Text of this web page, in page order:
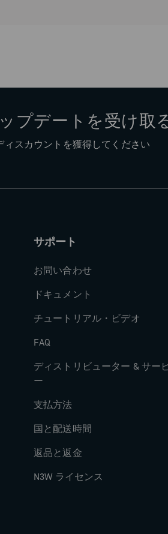
プデートを受け取
ィスカウントを獲得してください
サポート
お問い合わせ
ドキュメント
チュートリアル・ビデオ
FAQ
ディストリビューター & サー
ー
支払方法
国と配送時間
返品と返金
N3W ライセンス